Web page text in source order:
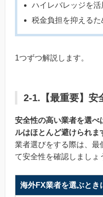
ハイレバレッジを活
税金負担を抑えるた
1つずつ解説します。
2-1.【最重要】安
安全性の高い業者を選べ
ルはほとんど避けられま
業者選びをする際は、最
て安全性を確認しましょ
海外FX業者を選ぶとき